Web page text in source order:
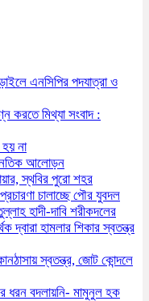
এনসিপির পদযাত্রা ও
করতে মিথ্যা সংবাদ :
না
আলোড়ন
স্থবির পুরো শহর
প্রচারণা চালাচ্ছে পৌর যুবদল
হাদী-দাবি শরীকদলের
দ্বারা হামলার শিকার স্বতন্ত্র
স্বতন্ত্র, জোট কোন্দলে
ধরন বদলায়নি- মামুনুল হক